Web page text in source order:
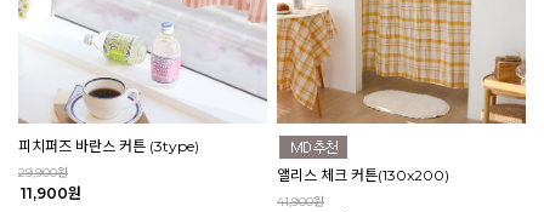
피치퍼즈 바란스 커튼 (3type)
29,900원
11,900원
앨리스 체크 커튼(130x200)
41,900원